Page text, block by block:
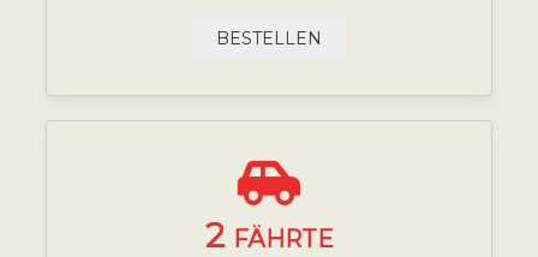
BESTELLEN
2 FÄHRTE